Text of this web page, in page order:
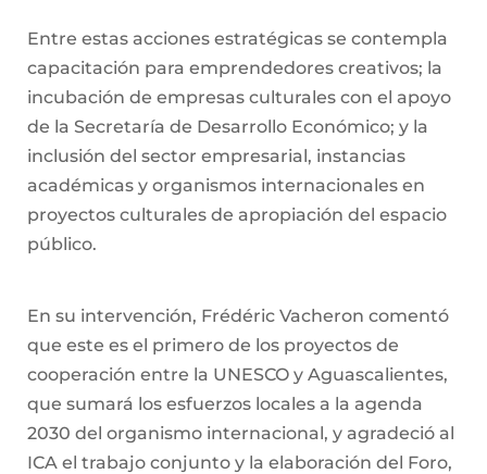
Entre estas acciones estratégicas se contempla
capacitación para emprendedores creativos; la
incubación de empresas culturales con el apoyo
de la Secretaría de Desarrollo Económico; y la
inclusión del sector empresarial, instancias
académicas y organismos internacionales en
proyectos culturales de apropiación del espacio
público.
En su intervención, Frédéric Vacheron comentó
que este es el primero de los proyectos de
cooperación entre la UNESCO y Aguascalientes,
que sumará los esfuerzos locales a la agenda
2030 del organismo internacional, y agradeció al
ICA el trabajo conjunto y la elaboración del Foro,